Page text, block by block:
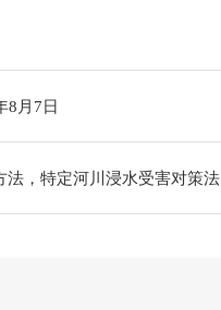
8月7日
，特定河川浸水受害对策法